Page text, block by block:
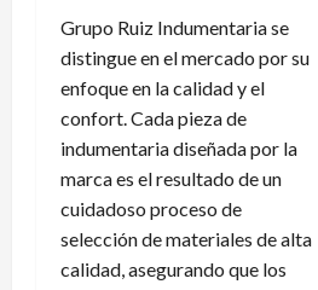
Grupo Ruiz Indumentaria se
distingue en el mercado por su
enfoque en la calidad y el
confort. Cada pieza de
indumentaria diseñada por la
marca es el resultado de un
cuidadoso proceso de
selección de materiales de alta
calidad, asegurando que los